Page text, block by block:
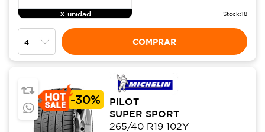
X unidad Stock:18
COMPRAR
-30%
PILOT
SUPER SPORT
265/40 R19 102Y